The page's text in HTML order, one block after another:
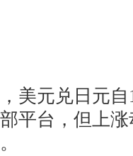
元兑日元自
平台，但上